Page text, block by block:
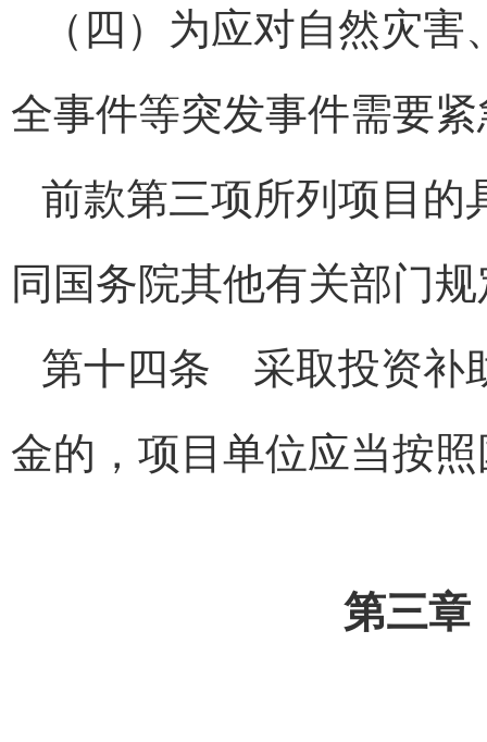
（四）为应对自然灾
全事件等突发事件需要
前款第三项所列项目的
同国务院其他有关部门
第十四条 采取投资补
金的，项目单位应当按
第三